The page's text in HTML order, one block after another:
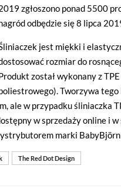
zgłoszono ponad 5500
odbędzie się 8 lipca
jest miękki i
rozmiar do
został wykonany z
Tworzywa
ale w przypadku śliniaczka
w sprzedaży online i
marki
The Red Dot Design